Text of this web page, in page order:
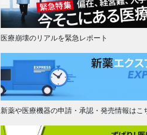
医療崩壊のリアルを緊急レポート
新薬や医療機器の申請・承認・発売情報はこ